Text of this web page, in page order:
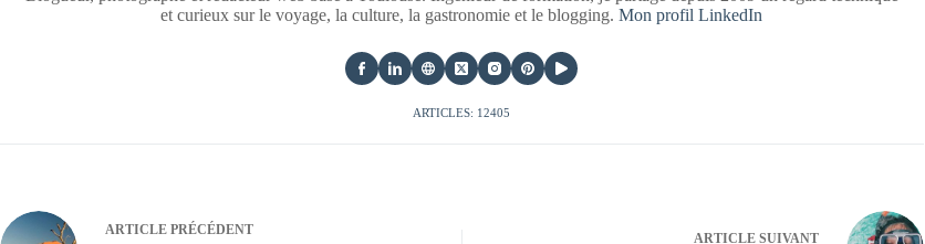
et curieux sur le voyage, la culture, la gastronomie et le blogging.Mon profil LinkedIn
ARTICLES: 12405
ARTICLE PRÉCÉDENT
ARTICLESUIVANT